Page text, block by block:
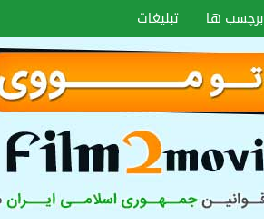
برچسب ها تبلیغات